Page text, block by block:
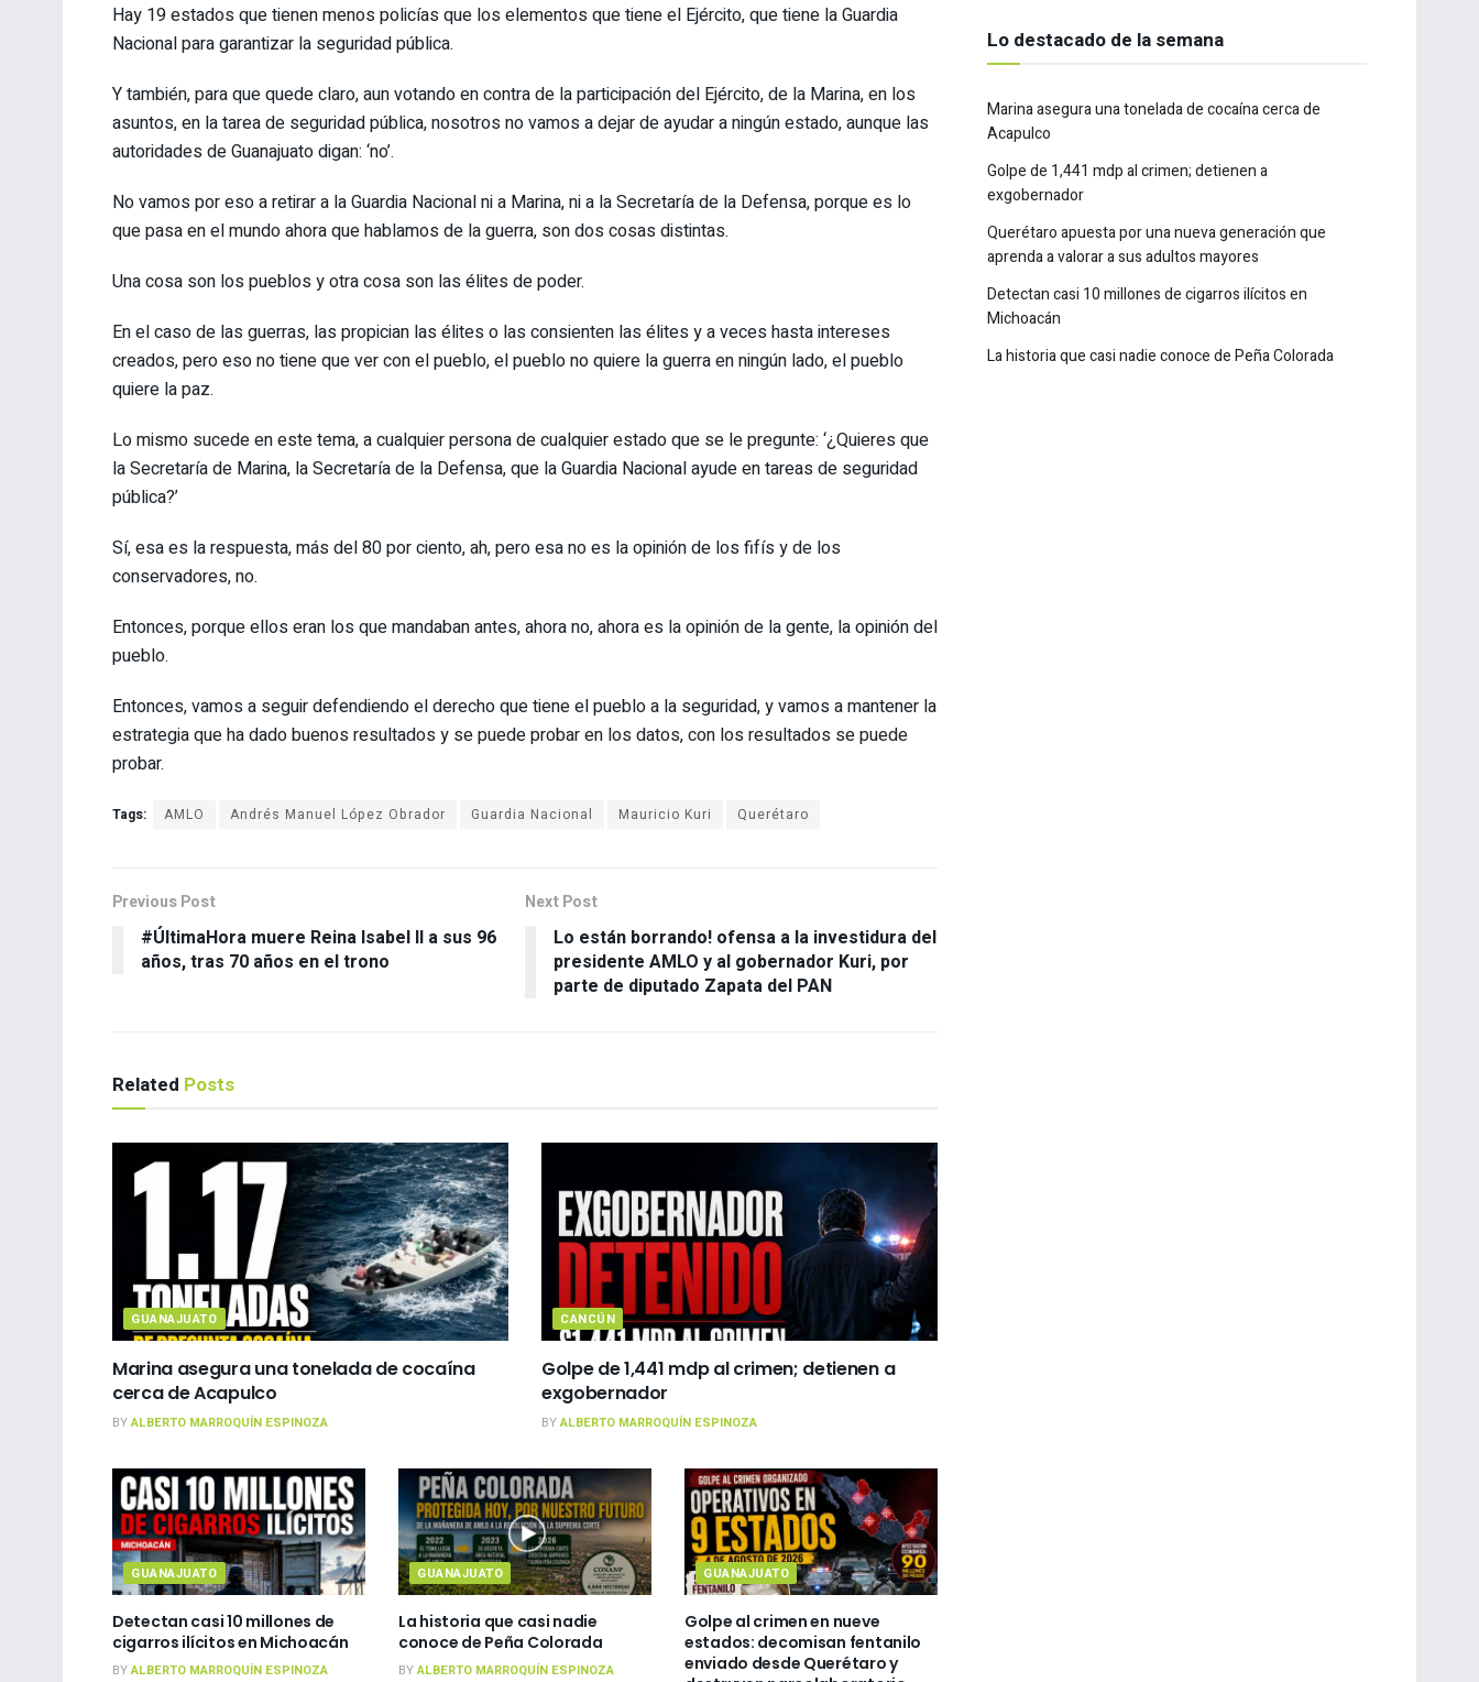
Hay 19 estados que tienen menos policías que los elementos que tiene el Ejército, que tiene la Guardia
Nacional para garantizar la seguridad pública.
Y también, para que quede claro, aun votando en contra de la participación del Ejército, de la Marina, en los
asuntos, en la tarea de seguridad pública, nosotros no vamos a dejar de ayudar a ningún estado, aunque las
autoridades de Guanajuato digan: ‘no’.
No vamos por eso a retirar a la Guardia Nacional ni a Marina, ni a la Secretaría de la Defensa, porque es lo
que pasa en el mundo ahora que hablamos de la guerra, son dos cosas distintas.
Una cosa son los pueblos y otra cosa son las élites de poder.
En el caso de las guerras, las propician las élites o las consienten las élites y a veces hasta intereses
creados, pero eso no tiene que ver con el pueblo, el pueblo no quiere la guerra en ningún lado, el pueblo
quiere la paz.
Lo mismo sucede en este tema, a cualquier persona de cualquier estado que se le pregunte: ‘¿Quieres que
la Secretaría de Marina, la Secretaría de la Defensa, que la Guardia Nacional ayude en tareas de seguridad
pública?’
Sí, esa es la respuesta, más del 80 por ciento, ah, pero esa no es la opinión de los fifís y de los
conservadores, no.
Entonces, porque ellos eran los que mandaban antes, ahora no, ahora es la opinión de la gente, la opinión del
pueblo.
Entonces, vamos a seguir defendiendo el derecho que tiene el pueblo a la seguridad, y vamos a mantener la
estrategia que ha dado buenos resultados y se puede probar en los datos, con los resultados se puede
probar.
Tags: AMLO Andrés Manuel López Obrador Guardia Nacional Mauricio Kuri Querétaro
Previous Post
#ÚltimaHora muere Reina Isabel ll a sus 96
años, tras 70 años en el trono
Next Post
Lo están borrando! ofensa a la investidura del
presidente AMLO y al gobernador Kuri, por
parte de diputado Zapata del PAN
Related Posts
GUANAJUATO
Marina asegura una tonelada de cocaína
cerca de Acapulco
BYALBERTO MARROQUÍN ESPINOZA
CANCÚN
Golpe de 1,441 mdp al crimen; detienen a
exgobernador
BYALBERTO MARROQUÍN ESPINOZA
GUANAJUATO
Detectan casi 10 millones de
cigarros ilícitos en Michoacán
BYALBERTO MARROQUÍN ESPINOZA
GUANAJUATO
La historia que casi nadie
conoce de Peña Colorada
BYALBERTO MARROQUÍN ESPINOZA
GUANAJUATO
Golpe al crimen en nueve
estados: decomisan fentanilo
enviado desde Querétaro y
TENDENCIA
Lo destacado de la semana
Marina asegura una tonelada de cocaína cerca de
Acapulco
Golpe de 1,441 mdp al crimen; detienen a
exgobernador
Querétaro apuesta por una nueva generación que
Detectan casi 10 millones de cigarros ilícitos en